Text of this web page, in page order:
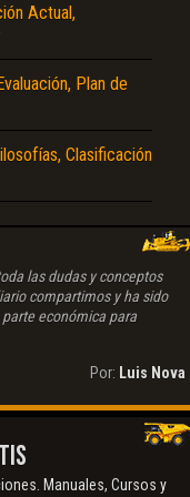
Actual,
Plan de
Clasificación
las dudas y conceptos
compartimos y ha sido
económica para
Por: Luis Nova
Manuales, Cursos y